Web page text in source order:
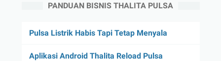
PANDUAN BISNIS THALITA PULSA
Pulsa Listrik Habis Tapi Tetap Menyala
Aplikasi Android Thalita Reload Pulsa